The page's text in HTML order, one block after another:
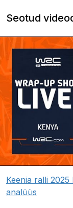
Seotud
Keenia ralli
analüüs